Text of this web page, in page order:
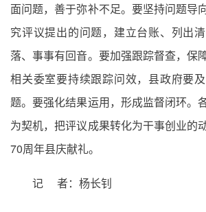
面问题，善于弥补不足。要坚持问题导
究评议提出的问题，建立台账、列出
落、事事有回音。要加强跟踪督查，保
相关委室要持续跟踪问效，县政府要
题。要强化结果运用，形成监督闭环。
为契机，把评议成果转化为干事创业的
70周年县庆献礼。
记 者：杨长钊